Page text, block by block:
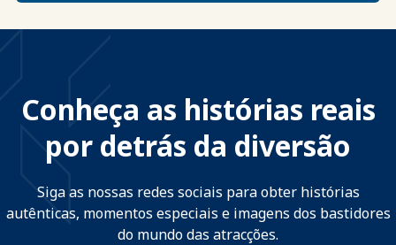
Conheça as histórias reais
por detrás da diversão
Siga as nossas redes sociais para obter histórias
autênticas, momentos especiais e imagens dos bastidores
do mundo das atracções.